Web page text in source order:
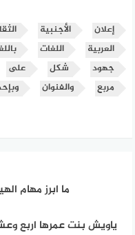
إعلان الأجنبية
العربية
اللغات
جهود
شكل على
مربع
والفنوان
ما ابرز مهام
ياويش بنت عمرها اربع